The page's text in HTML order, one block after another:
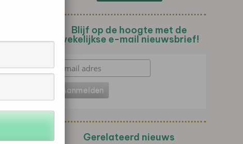
Blijf op de hoogte met de
wekelijkse e-mail nieuwsbrief!
Gerelateerd nieuws